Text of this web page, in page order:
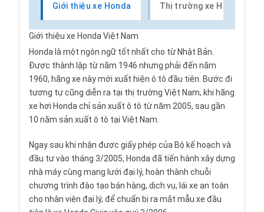
Giới thiệu xe Honda Thị trường xe Honda
Giới thiệu xe Honda Việt Nam
Honda là một ngôn ngữ tốt nhất cho từ Nhật Bản.
Được thành lập từ năm 1946 nhưng phải đến năm
1960, hãng xe này mới xuất hiện ô tô đầu tiên. Bước đi
tương tự cũng diễn ra tại thị trường Việt Nam, khi hãng
xe hơi Honda chỉ sản xuất ô tô từ năm 2005, sau gần
10 năm sản xuất ô tô tại Việt Nam.
Ngay sau khi nhận được giấy phép của Bộ kế hoạch và
đầu tư vào tháng 3/2005, Honda đã tiến hành xây dựng
nhà máy cùng mạng lưới đại lý, hoàn thành chuỗi
chương trình đào tạo bán hàng, dịch vụ, lái xe an toàn
cho nhân viên đại lý, để chuẩn bị ra mắt mẫu xe đầu